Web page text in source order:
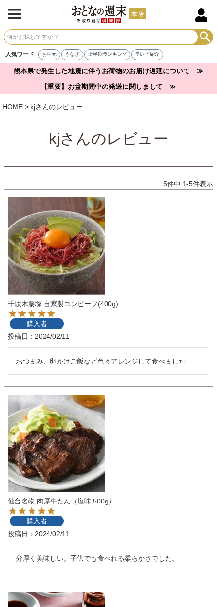
人気ワード お中元 うなぎ 上半期ランキング テレビ紹介
熊本県で発生した地震に伴うお荷物のお届け遅延について ≫
【重要】お盆期間中の発送に関しまして ≫
HOME kjさんのレビュー
kjさんのレビュー
5件中 1-5件表示
千駄木腰塚 自家製コンビーフ(400g)
購入者
投稿日
2024/02/11
おつまみ、卵かけご飯など色々アレンジして食べました
仙台名物 肉厚牛たん（塩味 500g）
購入者
投稿日
2024/02/11
分厚く美味しい。子供でも食べれる柔らかさでした。